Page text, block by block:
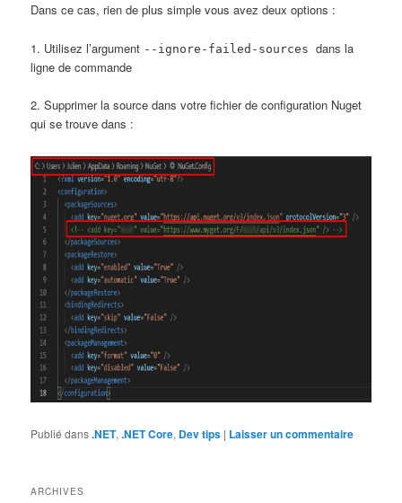
Dans ce cas, rien de plus simple vous avez deux options :
1. Utilisez l’argument --ignore-failed-sourcesdans la
ligne de commande
2. Supprimer la source dans votre fichier de configuration Nuget
qui se trouve dans :
Publié dans.NET,.NET Core, Dev tips | Laisser un commentaire
ARCHIVES